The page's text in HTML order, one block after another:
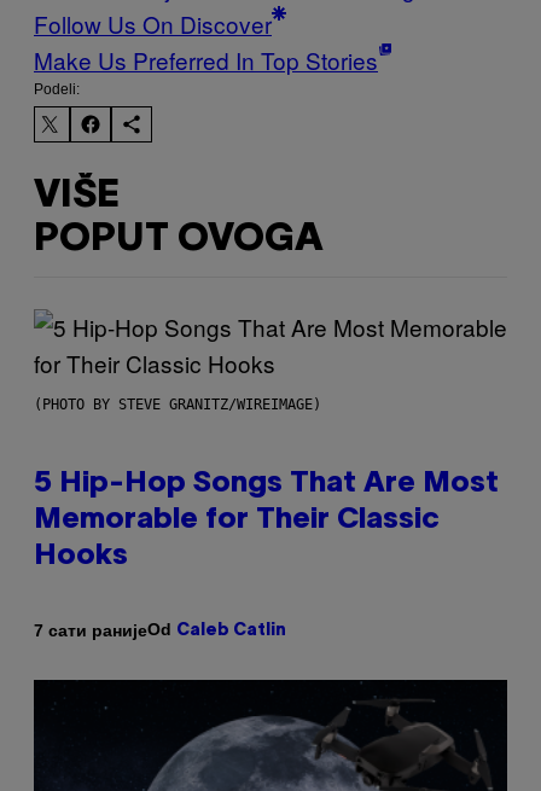
Follow Us On Discover
Make Us Preferred In Top Stories
Podeli:
VIŠE
POPUT OVOGA
(PHOTO BY STEVE GRANITZ/WIREIMAGE)
5 Hip-Hop Songs That Are Most
Memorable for Their Classic
Hooks
7 сати ранијеOd Caleb Catlin